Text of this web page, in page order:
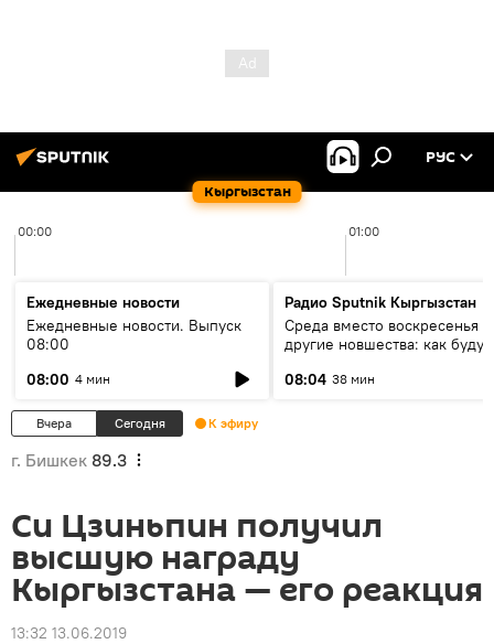
Кыргызстан
РУС
00:00 01:00
Ежедневные новости
Ежедневные новости. Выпуск
08:00
08:00 4 мин
Радио Sputnik Кыргызстан
Среда вместо воскресенья и
другие новшества: как будут
08:04 38 мин
Вчера Сегодня К эфиру
г. Бишкек 89.3
Си Цзиньпин получил
высшую награду
Кыргызстана — его реакция
13:32 13.06.2019